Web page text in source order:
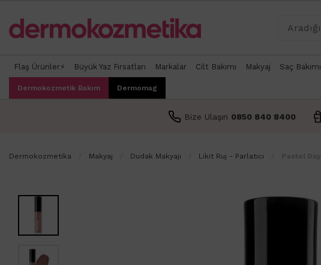
Flaş Ürünler⚡ Büyük Yaz Fırsatları Markalar Cilt Bakımı Makyaj Saç Bakımı
Dermokozmetik Bakım Dermomag
Bize Ulaşın 0850 840 8400
Dermokozmetika Makyaj Dudak Makyajı Likit Ruj - Parlatıcı